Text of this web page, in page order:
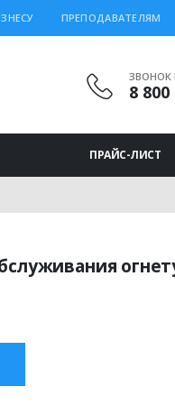
ПРЕПОДАВАТЕЛЯМ
ЗВОНОК
8 800
ПРАЙС-ЛИСТ